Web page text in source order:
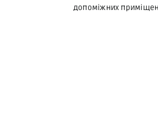
допоміжних